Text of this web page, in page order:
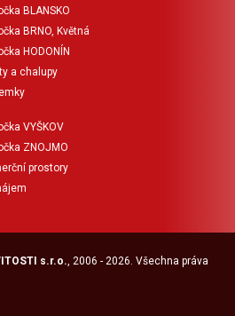
BLANSKO
BRNO, Květná
HODONÍN
a chalupy
VYŠKOV
ZNOJMO
prostory
s.r.o., 2006 - 2026. Všechna práva